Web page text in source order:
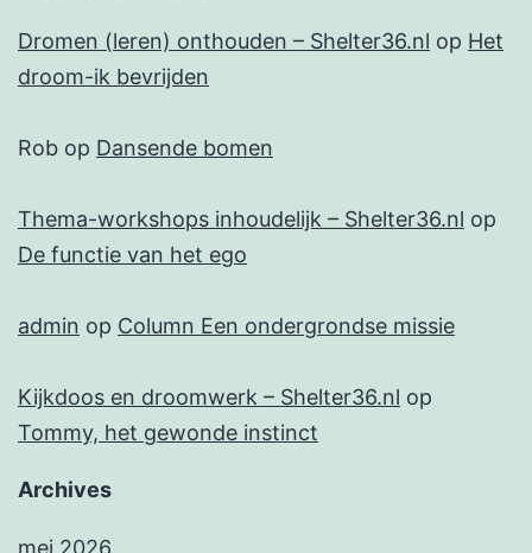
Dromen (leren) onthouden – Shelter36.nl op Het
droom-ik bevrijden
Rob op Dansende bomen
Thema-workshops inhoudelijk – Shelter36.nl op
De functie van het ego
admin op Column Een ondergrondse missie
Kijkdoos en droomwerk – Shelter36.nl op
Tommy, het gewonde instinct
Archives
mei 2026